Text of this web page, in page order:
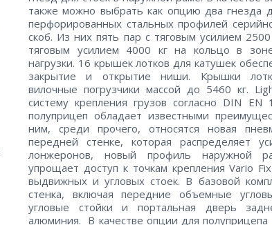
также можно выбрать как опцию два гнезда
перфорированных стальных профилей
скоб. Из них пять пар с тяговым усилием
тяговым усилием 4000 кг на кольцо в
нагрузки. 16 крышек лотков для катушек
закрытие и открытие ниши. Крышки
вилочные погрузчики массой до 5460 кг.
систему крепления грузов согласно DIN
полуприцеп обладает известными
ним, среди прочего, относятся новая
передней стенке, которая распределяет
лонжеронов, новый профиль наружной
упрощает доступ к точкам крепления Vario
выдвижных и угловых стоек. В базовой
стенка, включая передние объемные
угловые стойки и портальная дверь
алюминия. В качестве опции для полуприцепа